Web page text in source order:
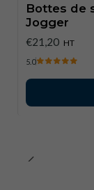
Bottes de
Jogger
€21,20 HT
5.0